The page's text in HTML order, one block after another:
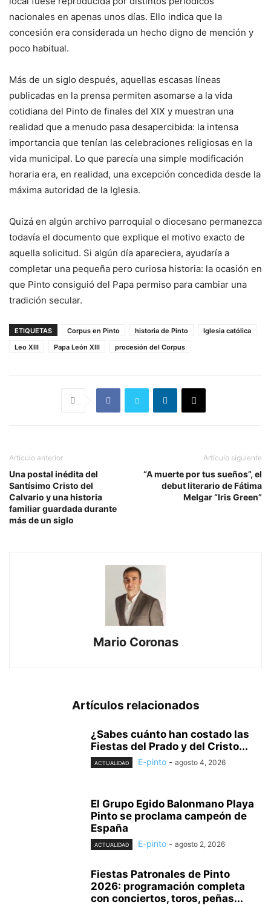
nacionales en apenas unos días. Ello indica que la
concesión era considerada un hecho digno de mención y
poco habitual.
Más de un siglo después, aquellas escasas líneas
publicadas en la prensa permiten asomarse a la vida
cotidiana del Pinto de finales del XIX y muestran una
realidad que a menudo pasa desapercibida: la intensa
importancia que tenían las celebraciones religiosas en la
vida municipal. Lo que parecía una simple modificación
horaria era, en realidad, una excepción concedida desde la
máxima autoridad de la Iglesia.
Quizá en algún archivo parroquial o diocesano permanezca
todavía el documento que explique el motivo exacto de
aquella solicitud. Si algún día apareciera, ayudaría a
completar una pequeña pero curiosa historia: la ocasión en
que Pinto consiguió del Papa permiso para cambiar una
tradición secular.
ETIQUETAS Corpus en Pinto historia de Pinto
Iglesia católica
Leo XIII
Papa León XIII procesión del Corpus
Artículo anterior
Una postal inédita del
Santísimo Cristo del
Calvario y una historia
familiar guardada durante
más de un siglo
Artículo siguiente
“A muerte por tus sueños”, el
debut literario de Fátima
Melgar “Iris Green”
Mario Coronas
Artículos relacionados
¿Sabes cuánto han costado las
Fiestas del Prado y del Cristo...
ACTUALIDAD E-pinto - agosto 4, 2026
El Grupo Egido Balonmano Playa
Pinto se proclama campeón de
España
ACTUALIDAD E-pinto - agosto 2, 2026
Fiestas Patronales de Pinto
2026: programación completa
con conciertos, toros, peñas...